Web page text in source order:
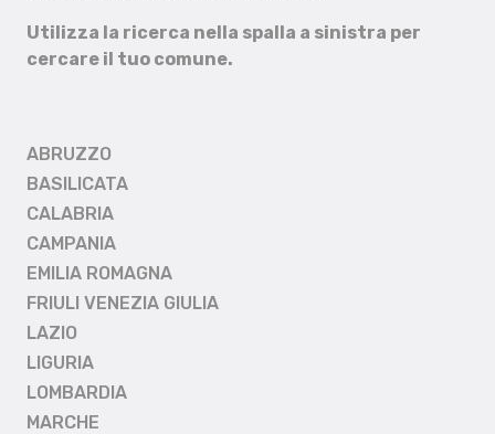
Utilizza la ricerca nella spalla a sinistra per
cercare il tuo comune.
ABRUZZO
BASILICATA
CALABRIA
CAMPANIA
EMILIA ROMAGNA
FRIULI VENEZIA GIULIA
LAZIO
LIGURIA
LOMBARDIA
MARCHE